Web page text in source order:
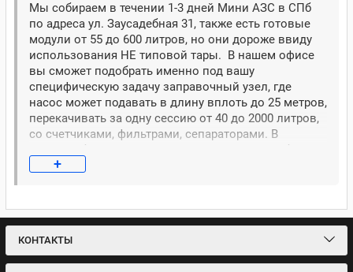
Мы собираем в течении 1-3 дней Мини АЗС в СПб
по адреса ул. Заусадебная 31, также есть готовые
модули от 55 до 600 литров, но они дороже ввиду
использования НЕ типовой тары. В нашем офисе
вы сможет подобрать именно под вашу
специфическую задачу заправочный узел, где
насос может подавать в длину вплоть до 25 метров,
перекачивать за одну сессию от 40 до 2000 литров,
со счетчиками, фильтрами, сепараторами. В
наличии более 30 моделей, имеются видео обзоры
с полным описанием, документами, инструкциями
экономический смысл, для сборки мини АЗС в
Санкт-Петербурге мы держим самое ходовое
оборудование и тару на 640 литров, еврокубы на
1000 литров и полимерные емкости от 2 до 10 м3.
+
КОНТАКТЫ